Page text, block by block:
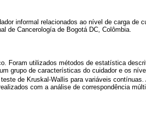
informal relacionados ao nível de carga de
de Cancerología de Bogotá DC, Colômbia.
Foram utilizados métodos de estatística
grupo de características do cuidador e os
de Kruskal-Wallis para variáveis
com a análise de correspondência